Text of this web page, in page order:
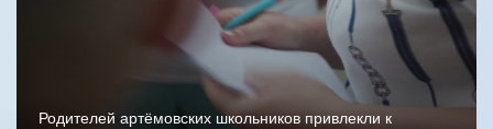
Родителей артёмовских школьников привлекли к